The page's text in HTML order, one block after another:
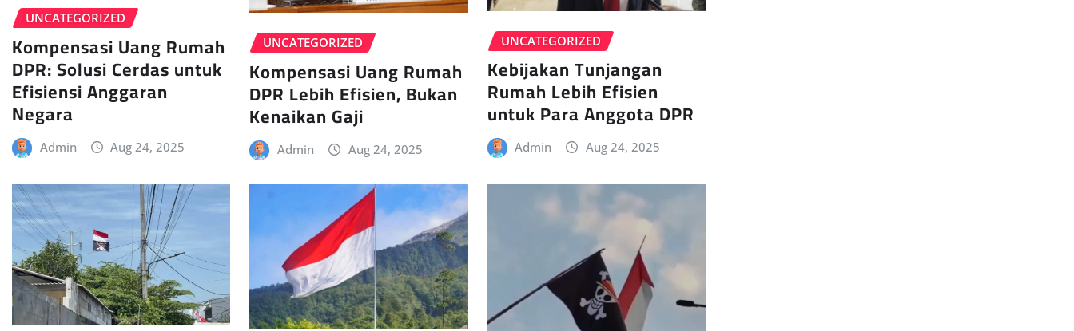
UNCATEGORIZED
Kompensasi Uang Rumah
DPR: Solusi Cerdas untuk
Efisiensi Anggaran
Negara
Admin Aug 24, 2025
UNCATEGORIZED
Kompensasi Uang Rumah
DPR Lebih Efisien, Bukan
Kenaikan Gaji
Admin Aug 24, 2025
UNCATEGORIZED
Kebijakan Tunjangan
Rumah Lebih Efisien
untuk Para Anggota DPR
Admin Aug 24, 2025